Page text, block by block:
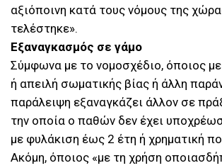
αξιόποινη κατά τους νόμους της
τελέστηκε».
Εξαναγκασμός σε γάμο
Σύμφωνα με το νομοσχέδιο, όποιος
ή απειλή σωματικής βίας ή άλλη
παράλειψη εξαναγκάζει άλλον σε
την οποία ο παθών δεν έχει
με φυλάκιση έως 2 έτη ή χρηματική
Ακόμη, όποιος «με τη χρήση